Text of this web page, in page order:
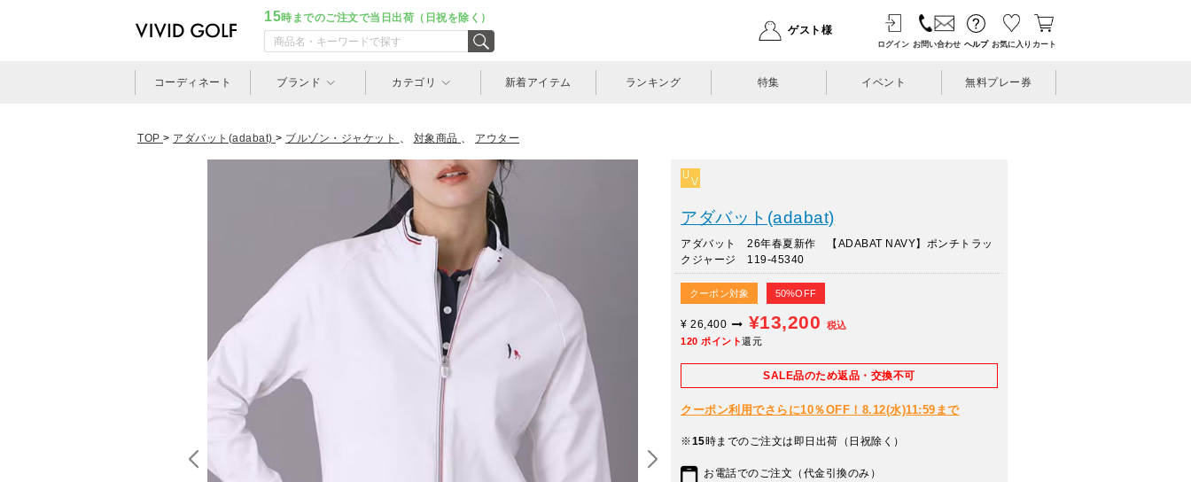
15時までのご注文で当日出荷（日祝を除く）
ゲスト様
ログイン お問い合わせ ヘルプ お気に入り カート
コーディネート ブランド カテゴリ 新着アイテム ランキング 特集 イベント 無料プレー券
TOP > アダバット(adabat) > ブルゾン・ジャケット 、 対象商品 、 アウター
アダバット(adabat)
アダバット 26年春夏新作 【ADABAT NAVY】ポンチトラッ
クジャージ 119-45340
クーポン対象 50%OFF
¥ 26,400 ¥13,200
税込
120 ポイント還元
SALE品のため返品・交換不可
クーポン利用でさらに10％OFF！8.12(水)11:59まで
※15時までのご注文は即日出荷（日祝除く）
お電話でのご注文（代金引換のみ）